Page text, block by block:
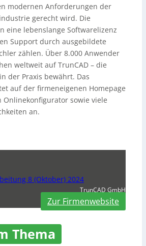
modernen Anforderungen der
gerecht wird. Die
eine lebenslange Softwarelizenz
Support durch ausgebildete
zählen. Über 8.000 Anwender
weltweit auf TrunCAD – die
der Praxis bewährt. Das
auf der firmeneigenen Homepage
sowie viele
an.
8 (Oktober) 2024
TrunCAD GmbH
Zur Firmenwebsite
Thema